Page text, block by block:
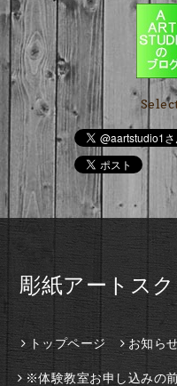
彫紙アートス
トップページ お知ら
※体験教室お申し込みの